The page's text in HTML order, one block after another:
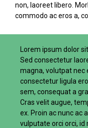
non, laoreet libero.
commodo ac eros a,
Lorem ipsum dolor
Sed consectetur
magna, volutpat nec
consectetur ligula
sem, consequat a
Cras velit augue,
ex. Proin ac nunc ac
vulputate orci orci,